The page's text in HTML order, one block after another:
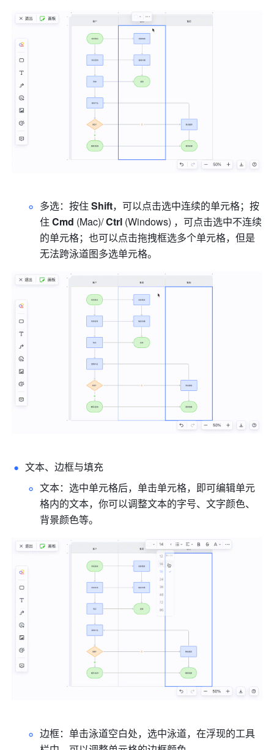
多选：按住 Shift，可以点击选中连续的单元格；按
住 Cmd (Mac)/ Ctrl (Windows) ，可点击选中不连续
的单元格；也可以点击拖拽框选多个单元格，但是
无法跨泳道图多选单元格。
文本、边框与填充
文本：选中单元格后，单击单元格，即可编辑单元
格内的文本，你可以调整文本的字号、文字颜色、
背景颜色等。
边框：单击泳道空白处，选中泳道，在浮现的工具